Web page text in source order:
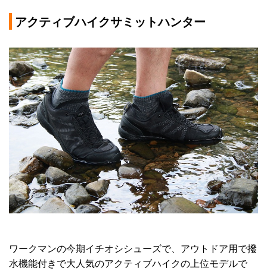
アクティブハイクサミットハンター
ワークマンの今期イチオシシューズで、アウトドア用で撥
水機能付きで大人気のアクティブハイクの上位モデルで